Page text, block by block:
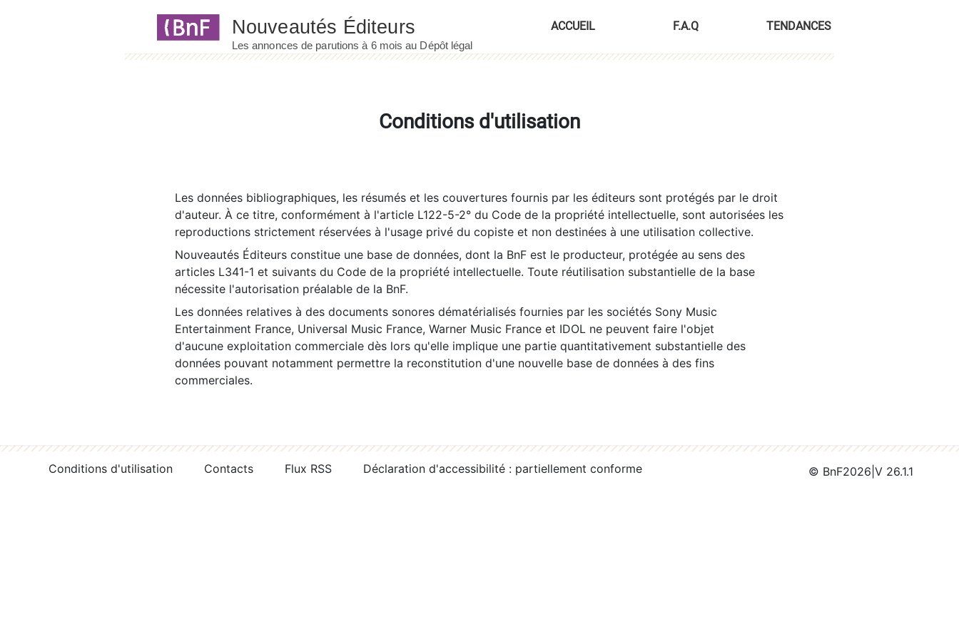
ACCUEIL F.A.Q TENDANCES
Conditions d'utilisation
Les données bibliographiques, les résumés et les couvertures fournis par les éditeurs sont protégés par le droit
d'auteur. À ce titre, conformément à l'article L122-5-2° du Code de la propriété intellectuelle, sont autorisées les
reproductions strictement réservées à l'usage privé du copiste et non destinées à une utilisation collective.
Nouveautés Éditeurs constitue une base de données, dont la BnF est le producteur, protégée au sens des
articles L341-1 et suivants du Code de la propriété intellectuelle. Toute réutilisation substantielle de la base
nécessite l'autorisation préalable de la BnF.
Les données relatives à des documents sonores dématérialisés fournies par les sociétés Sony Music
Entertainment France, Universal Music France, Warner Music France et IDOL ne peuvent faire l'objet
d'aucune exploitation commerciale dès lors qu'elle implique une partie quantitativement substantielle des
données pouvant notamment permettre la reconstitution d'une nouvelle base de données à des fins
commerciales.
Conditions d'utilisation Contacts Flux RSS Déclaration d'accessibilité : partiellement conforme © BnF2026 V 26.1.1